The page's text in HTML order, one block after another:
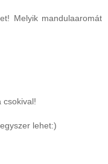
Melyik mandulaaromát
csokival!
lehet:)